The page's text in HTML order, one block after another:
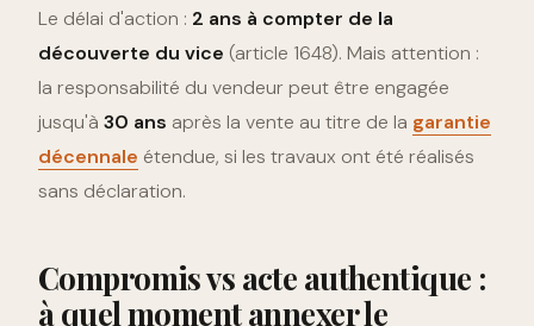
Le délai d'action : 2 ans à compter de la
découverte du vice (article 1648). Mais attention :
la responsabilité du vendeur peut être engagée
jusqu'à 30 ans après la vente au titre de la garantie
décennale étendue, si les travaux ont été réalisés
sans déclaration.
Compromis vs acte authentique :
à quel moment annexer le